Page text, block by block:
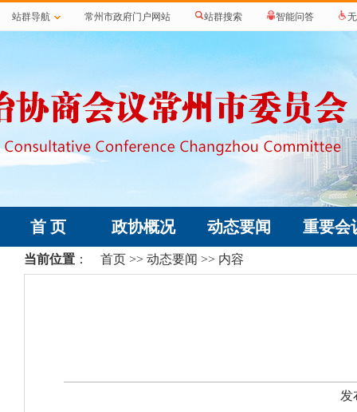
站群导航 常州市政府门户网站 站群搜索 智能问答
首 页 政协概况 动态要闻 重要会
当前位置 ： 首页 >> 动态要闻 >> 内容
发